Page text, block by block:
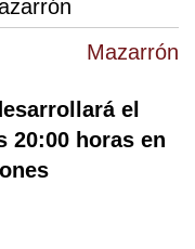
Mazarrón
el
20:00 horas en